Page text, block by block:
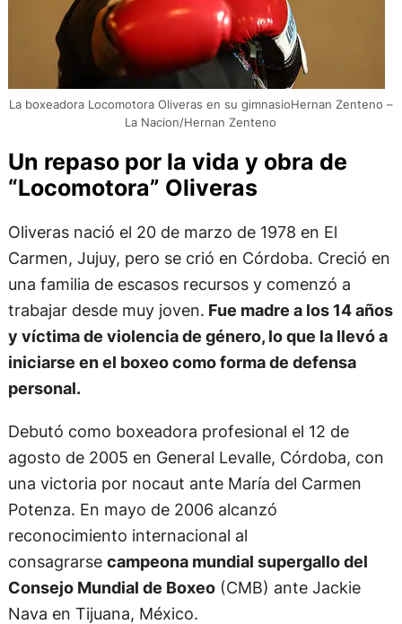
La boxeadora Locomotora Oliveras en su gimnasioHernan Zenteno –
La Nacion/Hernan Zenteno
Un repaso por la vida y obra de
“Locomotora” Oliveras
Oliveras nació el 20 de marzo de 1978 en El
Carmen, Jujuy, pero se crió en Córdoba. Creció en
una familia de escasos recursos y comenzó a
trabajar desde muy joven. Fue madre a los 14 años
y víctima de violencia de género, lo que la llevó a
iniciarse en el boxeo como forma de defensa
personal.
Debutó como boxeadora profesional el 12 de
agosto de 2005 en General Levalle, Córdoba, con
una victoria por nocaut ante María del Carmen
Potenza. En mayo de 2006 alcanzó
reconocimiento internacional al
consagrarse campeona mundial supergallo del
Consejo Mundial de Boxeo(CMB) ante Jackie
Nava en Tijuana, México.